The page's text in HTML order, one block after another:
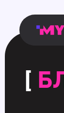
Главная
Гибкий
таргетинг
Возможности
Форматы
TMA
Главная
TMA
Блог
Главная
страница
Main
page
Flexible
targeting
Opportunities
Formats
TMA
Main
page
Extra
monetization
TMA
Blog
Main
page
[